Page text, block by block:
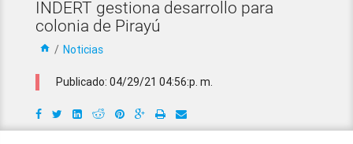
INDERT gestiona desarrollo para
colonia de Pirayú
home / Noticias
Publicado: 04/29/21 04:56:p. m.